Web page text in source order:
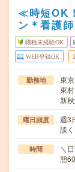
≪時短OK
ン＊看護
職種未経験OK
WEB登録OK
勤務地
東
東
新
曜日頻度
週3
談
時間
＼
憩